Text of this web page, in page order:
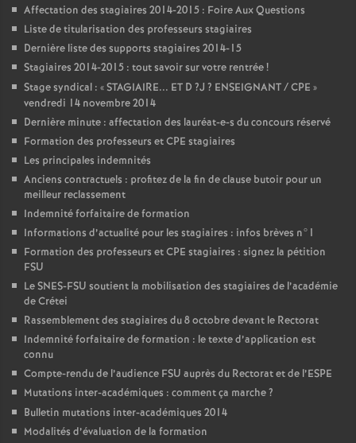
Affectation des stagiaires 2014-2015 : Foire Aux Questions
Liste de titularisation des professeurs stagiaires
Dernière liste des supports stagiaires 2014-15
Stagiaires 2014-2015 : tout savoir sur votre rentrée!
Stage syndical : «STAGIAIRE... ET D ?J ? ENSEIGNANT/CPE »
vendredi 14 novembre 2014
Dernière minute : affectation des lauréat-e-s du concours réservé
Formation des professeurs etCPE stagiaires
Les principales indemnités
Anciens contractuels : profitez de la fin de clause butoir pour un
meilleur reclassement
Indemnité forfaitaire de formation
Informations d’actualité pour les stagiaires : infos brèves n°1
Formation des professeurs etCPE stagiaires : signez la pétition
FSU
LeSNES-FSU soutient la mobilisation des stagiaires de l’académie
de Crétei
Rassemblement des stagiaires du 8 octobre devant le Rectorat
Indemnité forfaitaire de formation : le texte d’application est
connu
Compte-rendu de l’audience FSU auprès du Rectorat et de l’ESPE
Mutations inter-académiques : comment ça marche?
Bulletin mutations inter-académiques 2014
Modalités d’évaluation de la formation